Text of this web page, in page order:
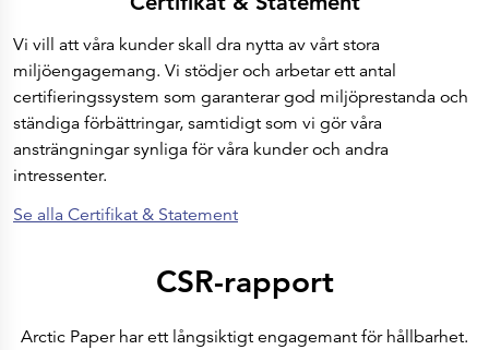
Vi vill att våra kunder skall dra nytta av vårt stora
miljöengagemang. Vi stödjer och arbetar ett antal
certifieringssystem som garanterar god miljöprestanda och
ständiga förbättringar, samtidigt som vi gör våra
ansträngningar synliga för våra kunder och andra
intressenter.
Se alla Certifikat & Statement
CSR-rapport
Arctic Paper har ett långsiktigt engagemant för hållbarhet.